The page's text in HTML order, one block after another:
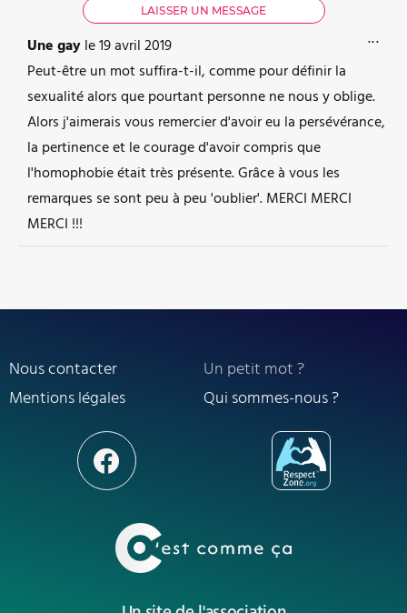
Une gay le19 avril 2019
Peut-être un mot suffira-t-il, comme pour définir la
sexualité alors que pourtant personne ne nous y oblige.
Alors j'aimerais vous remercier d'avoir eu la persévérance,
la pertinence et le courage d'avoir compris que
l'homophobie était très présente. Grâce à vous les
remarques se sont peu à peu 'oublier'. MERCI MERCI
MERCI !!!
...
Nous contacter
Un petit mot ?
Mentions légales
Qui sommes-nous ?